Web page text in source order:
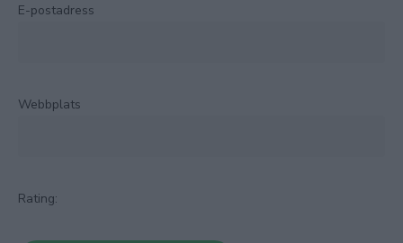
E-postadress
Webbplats
Rating: